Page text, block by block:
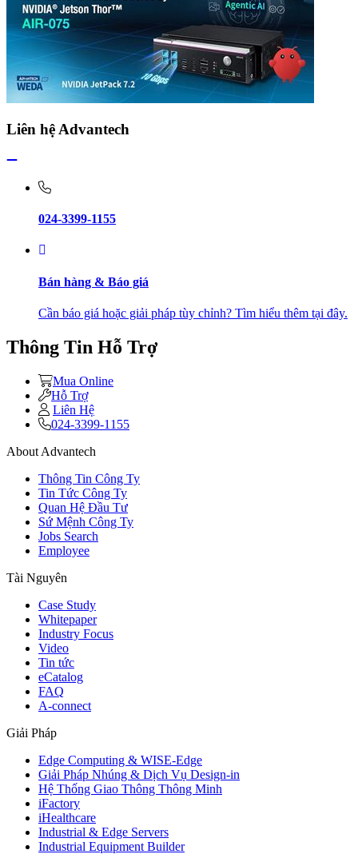
Liên hệ Advantech
024-3399-1155
Bán hàng & Báo giá
Cần báo giá hoặc giải pháp tùy chỉnh? Tìm hiểu thêm tại đây.
Thông Tin Hỗ Trợ
Mua Online
Hỗ Trợ
Liên Hệ
024-3399-1155
About Advantech
Thông Tin Công Ty
Tin Tức Công Ty
Quan Hệ Đầu Tư
Sứ Mệnh Công Ty
Jobs Search
Employee
Tài Nguyên
Case Study
Whitepaper
Industry Focus
Video
Tin tức
eCatalog
FAQ
A-connect
Giải Pháp
Edge Computing & WISE-Edge
Giải Pháp Nhúng & Dịch Vụ Design-in
Hệ Thống Giao Thông Thông Minh
iFactory
iHealthcare
Industrial & Edge Servers
Industrial Equipment Builder